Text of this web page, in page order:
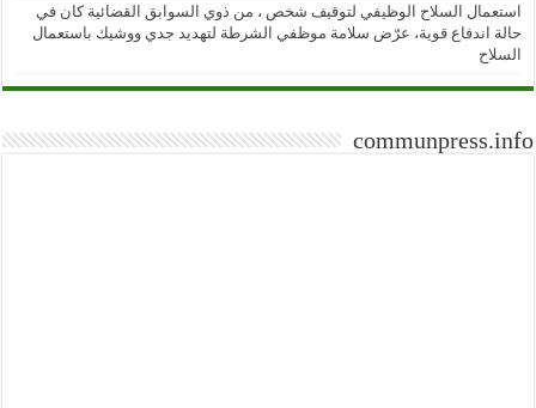
استعمال السلاح الوظيفي لتوقيف شخص ، من ذوي السوابق القضائية كان في
حالة اندفاع قوية، عرّض سلامة موظفي الشرطة لتهديد جدي ووشيك باستعمال
السلاح
communpress.info